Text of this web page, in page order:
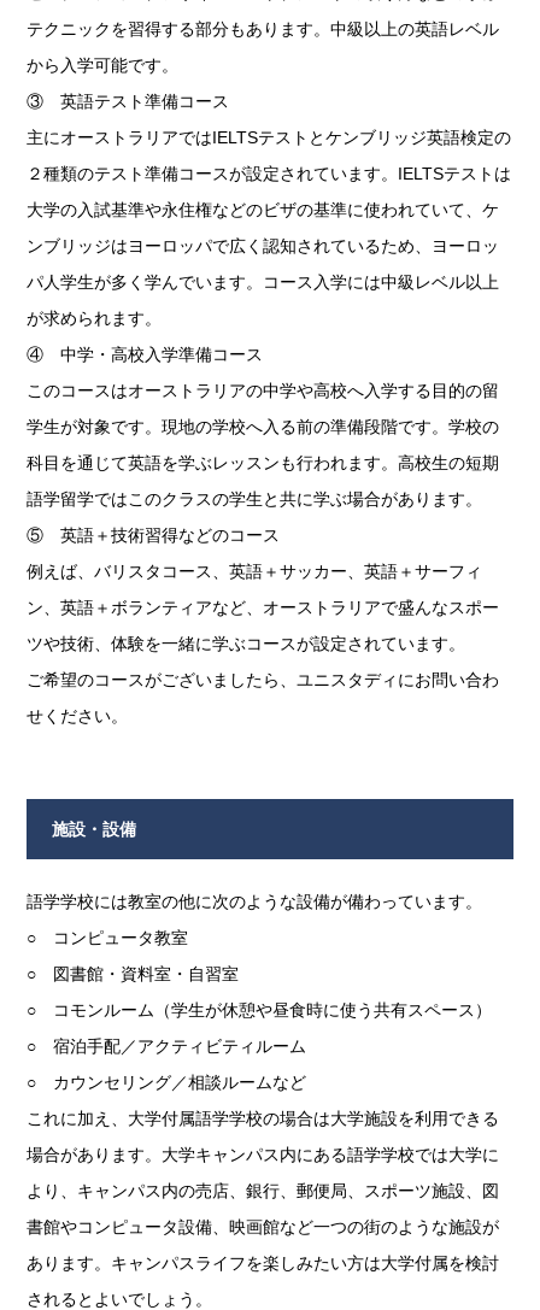
テクニックを習得する部分もあります。中級以上の英語レベル
から入学可能です。
③ 英語テスト準備コース
主にオーストラリアではIELTSテストとケンブリッジ英語検定の
２種類のテスト準備コースが設定されています。IELTSテストは
大学の入試基準や永住権などのビザの基準に使われていて、ケ
ンブリッジはヨーロッパで広く認知されているため、ヨーロッ
パ人学生が多く学んでいます。コース入学には中級レベル以上
が求められます。
④ 中学・高校入学準備コース
このコースはオーストラリアの中学や高校へ入学する目的の留
学生が対象です。現地の学校へ入る前の準備段階です。学校の
科目を通じて英語を学ぶレッスンも行われます。高校生の短期
語学留学ではこのクラスの学生と共に学ぶ場合があります。
⑤ 英語＋技術習得などのコース
例えば、バリスタコース、英語＋サッカー、英語＋サーフィ
ン、英語＋ボランティアなど、オーストラリアで盛んなスポー
ツや技術、体験を一緒に学ぶコースが設定されています。
ご希望のコースがございましたら、ユニスタディにお問い合わ
せください。
施設・設備
語学学校には教室の他に次のような設備が備わっています。
○ コンピュータ教室
○ 図書館・資料室・自習室
○ コモンルーム（学生が休憩や昼食時に使う共有スペース）
○ 宿泊手配／アクティビティルーム
○ カウンセリング／相談ルームなど
これに加え、大学付属語学学校の場合は大学施設を利用できる
場合があります。大学キャンパス内にある語学学校では大学に
より、キャンパス内の売店、銀行、郵便局、スポーツ施設、図
書館やコンピュータ設備、映画館など一つの街のような施設が
あります。キャンパスライフを楽しみたい方は大学付属を検討
されるとよいでしょう。